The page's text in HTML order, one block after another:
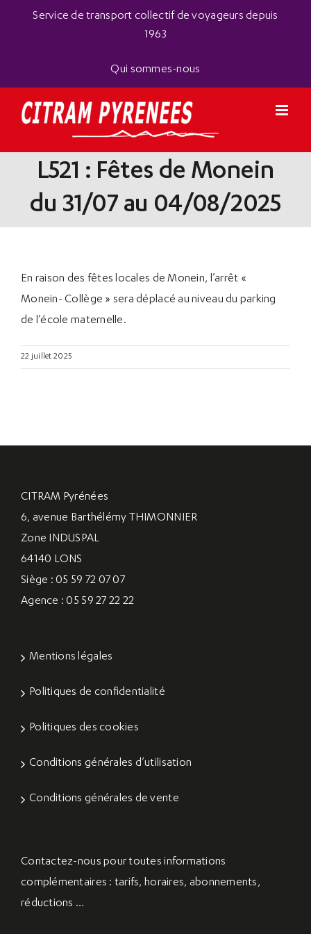
Service de transport collectif de voyageurs depuis
1963
Qui sommes-nous
L521 : Fêtes de Monein
du 31/07 au 04/08/2025
En raison des fêtes locales de Monein, l’arrêt «
Monein- Collège » sera déplacé au niveau du parking
de l’école maternelle.
22 juillet 2025
CITRAM Pyrénées
6, avenue Barthélémy THIMONNIER
Zone INDUSPAL
64140 LONS
Siège : 05 59 72 07 07
Agence : 05 59 27 22 22
Mentions légales
Politiques de confidentialité
Politiques des cookies
Conditions générales d’utilisation
Conditions générales de vente
Contactez-nous pour toutes informations
complémentaires : tarifs, horaires, abonnements,
réductions …
Panneau de gestion des cookies